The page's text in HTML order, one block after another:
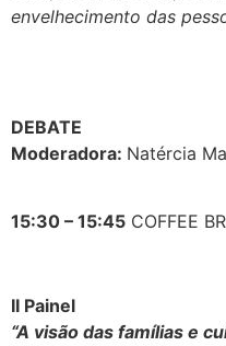
envelhecimento das
DEBATE
Moderadora: Natércia
15:30 – 15:45 COFFEE
II Painel
“A visão das famílias e